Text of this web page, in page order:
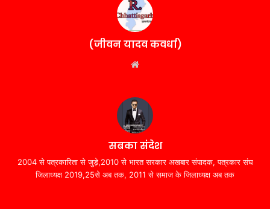
(जीवन यादव कवर्धा)
सबका संदेश
2004 से पत्रकारिता से जुड़े,2010 से भारत सरकार अखबार संपादक, पत्रकार संघ
जिलाध्यक्ष 2019,25से अब तक, 2011 से समाज के जिलाध्यक्ष अब तक